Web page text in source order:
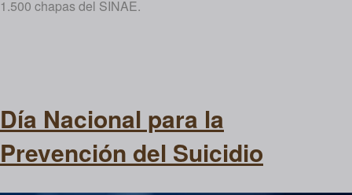
1.500 chapas del SINAE.
Día Nacional para la
Prevención del Suicidio